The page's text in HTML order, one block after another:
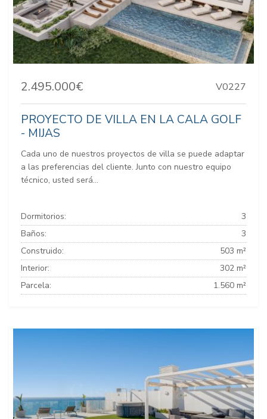
2.495.000€ V0227
PROYECTO DE VILLA EN LA CALA GOLF
- MIJAS
Cada uno de nuestros proyectos de villa se puede adaptar
a las preferencias del cliente. Junto con nuestro equipo
técnico, usted será...
Dormitorios:
3
Baños:
3
Construido:
503 m²
Interior:
302 m²
Parcela:
1.560 m²